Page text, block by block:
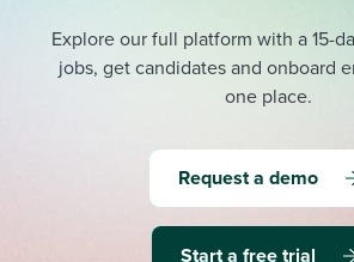
Explore our full platform with a 15-
jobs, get candidates and onboard
one place.
Request a demo
Start a free trial